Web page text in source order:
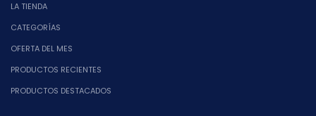
LA TIENDA
CATEGORÍAS
OFERTA DEL MES
PRODUCTOS RECIENTES
PRODUCTOS DESTACADOS